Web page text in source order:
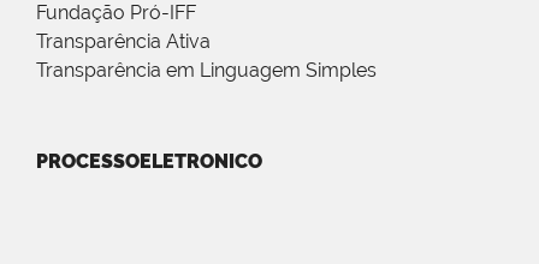
Fundação Pró-IFF
Transparência Ativa
Transparência em Linguagem Simples
PROCESSOELETRONICO